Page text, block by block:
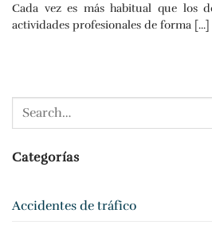
Cada vez es más habitual que los
actividades profesionales de forma [...]
Categorías
Accidentes de tráfico